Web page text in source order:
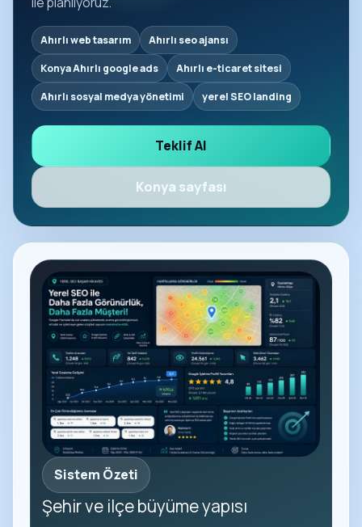
Ahırlı web tasarım Ahırlı seo ajansı
Konya Ahırlı google ads Ahırlı e-ticaret sitesi
Ahırlı sosyal medya yönetimi yerel SEO landing
Teklif Al
Konya sayfası
Sistem Özeti
Şehir ve ilçe büyüme yapısı